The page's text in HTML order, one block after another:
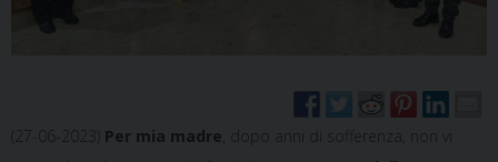
(27-06-2023) Per mia madre , dopo anni di sofferenza, non vi